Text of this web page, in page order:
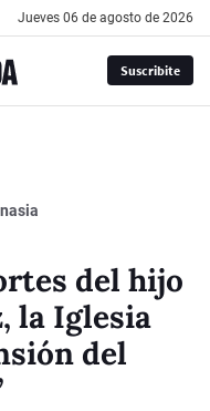
jueves 06 de agosto de 2026
Suscribite
del hijo
la Iglesia
del